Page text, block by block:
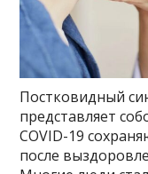
Постковидный
представляет
COVID-19
после